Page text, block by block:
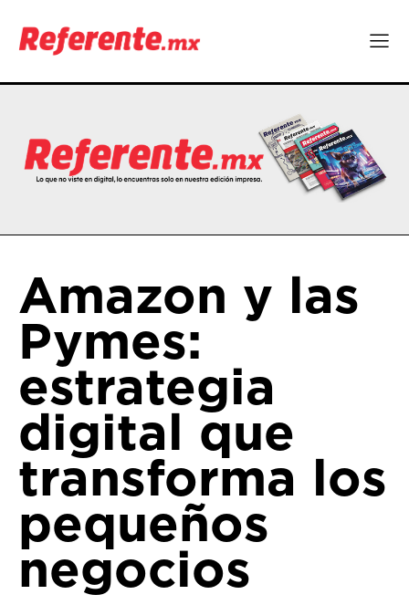
Amazon y las
Pymes:
estrategia
digital que
transforma los
pequeños
negocios